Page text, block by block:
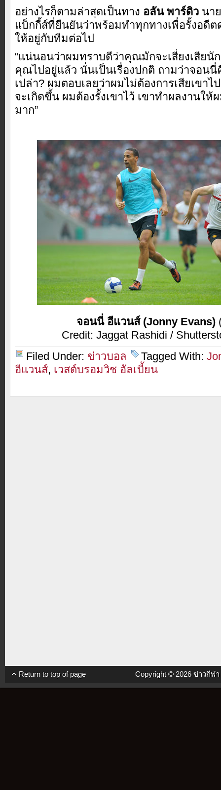
อย่างไรก็ตามล่าสุดเป็นทาง อลัน พาร์ดิว นา
แบ็กกี้ส์ที่ยืนยันว่าพร้อมทำทุกทางเพื่อรั้งอดีต
ให้อยู่กับทีมต่อไป
“แน่นอนว่าผมทราบดีว่าคุณมักจะเสี่ยงเสียนั
คุณไปอยู่แล้ว นั่นเป็นเรื่องปกติ ถามว่าจอน
เปล่า? ผมตอบเลยว่าผมไม่ต้องการเสียเขา
จะเกิดขึ้น ผมต้องรั้งเขาไว้ เขาทำผลงานให้
มาก”
จอนนี่ อีแวนส์ (Jonny Evans)
Credit: Jaggat Rashidi /
Filed Under: ข่าวบอล Tagged With:
อีแวนส์, เวสต์บรอมวิช อัลเบี้ยน
Return to top of page Copyright © 2026 ข่าวกีฬ